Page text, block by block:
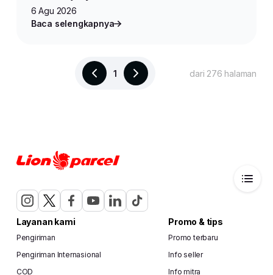
6 Agu 2026
Baca selengkapnya
1 dari 276 halaman
Layanan kami
Pengiriman
Pengiriman Internasional
COD
Promo & tips
Promo terbaru
Info seller
Info mitra